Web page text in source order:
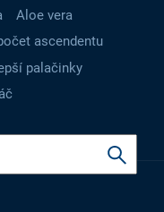
Aloe vera
ascendentu
palačinky